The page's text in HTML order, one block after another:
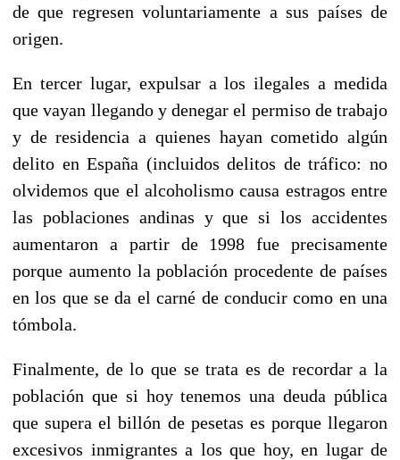
de que regresen voluntariamente a sus países de
origen.
En tercer lugar, expulsar a los ilegales a medida
que vayan llegando y denegar el permiso de trabajo
y de residencia a quienes hayan cometido algún
delito en España (incluidos delitos de tráfico: no
olvidemos que el alcoholismo causa estragos entre
las poblaciones andinas y que si los accidentes
aumentaron a partir de 1998 fue precisamente
porque aumento la población procedente de países
en los que se da el carné de conducir como en una
tómbola.
Finalmente, de lo que se trata es de recordar a la
población que si hoy tenemos una deuda pública
que supera el billón de pesetas es porque llegaron
excesivos inmigrantes a los que hoy, en lugar de